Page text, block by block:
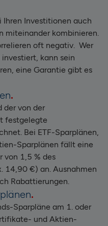
Ihren Investitionen auch
miteinander kombinieren.
oft negativ. Wer
kann sein
eine Garantie gibt es
der von der
festgelegte
Bei ETF-Sparplänen,
Sparplänen fällt eine
von 1,5 % des
14,90 €) an. Ausnahmen
Rabattierungen.
Sparpläne am 1. oder
und Aktien-